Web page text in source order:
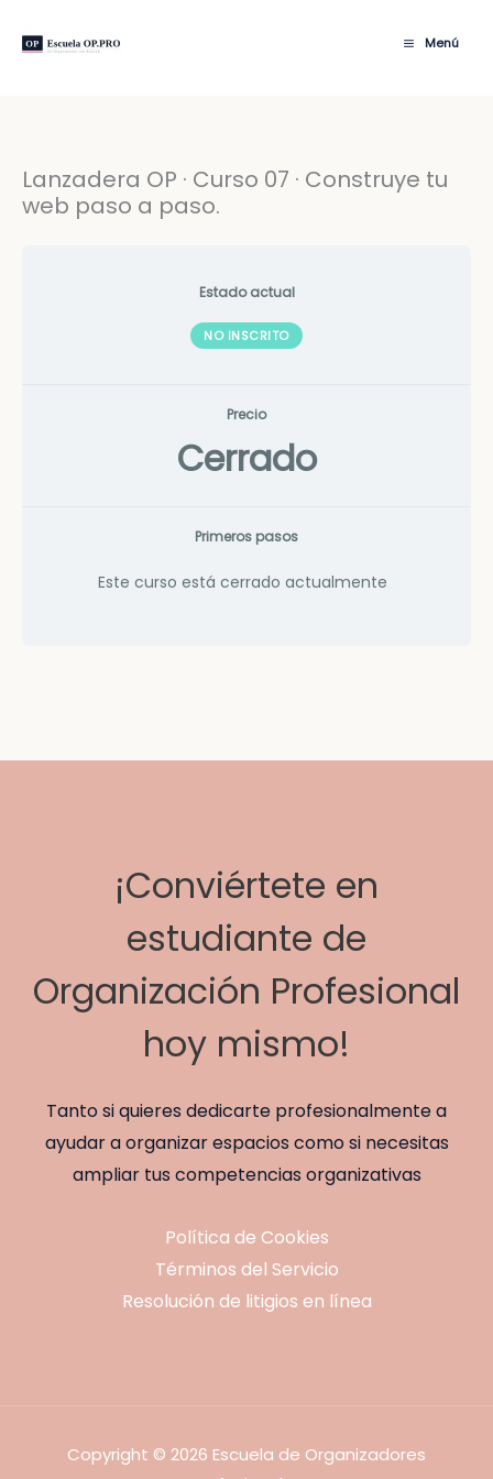
Menú
Lanzadera OP · Curso 07 · Construye tu
web paso a paso.
Estado actual
NO INSCRITO
Precio
Cerrado
Primeros pasos
Este curso está cerrado actualmente
¡Conviértete en
estudiante de
Organización Profesional
hoy mismo!
Tanto si quieres dedicarte profesionalmente a
ayudar a organizar espacios como si necesitas
ampliar tus competencias organizativas
Política de Cookies
Términos del Servicio
Resolución de litigios en línea
Copyright © 2026 Escuela de Organizadores